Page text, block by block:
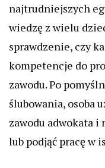
najtrudniejszych
wiedzę z wielu
sprawdzenie, czy
kompetencje do
zawodu. Po
ślubowania, osoba
zawodu adwokata i
lub podjąć pracę w